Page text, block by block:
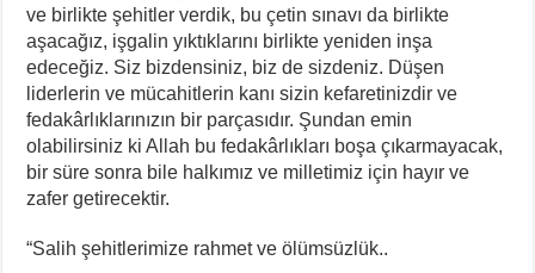
ve birlikte şehitler verdik, bu çetin sınavı da birlikte
aşacağız, işgalin yıktıklarını birlikte yeniden inşa
edeceğiz. Siz bizdensiniz, biz de sizdeniz. Düşen
liderlerin ve mücahitlerin kanı sizin kefaretinizdir ve
fedakârlıklarınızın bir parçasıdır. Şundan emin
olabilirsiniz ki Allah bu fedakârlıkları boşa çıkarmayacak,
bir süre sonra bile halkımız ve milletimiz için hayır ve
zafer getirecektir.
“Salih şehitlerimize rahmet ve ölümsüzlük..